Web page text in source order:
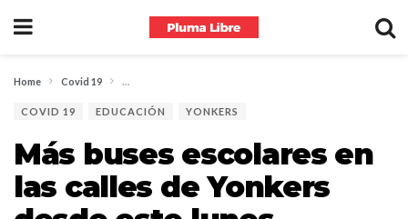
Home Covid 19 Más buses escolares en las calles de Yonkers desde este
COVID 19 EDUCACIÓN YONKERS
Más buses escolares en
las calles de Yonkers